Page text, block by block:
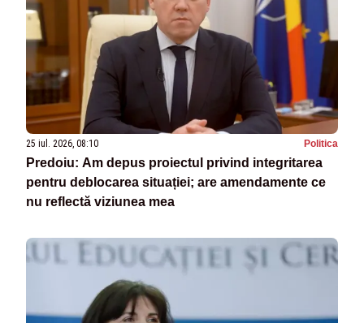
25 iul. 2026, 08:10 Politica
Predoiu: Am depus proiectul privind integritarea
pentru deblocarea situației; are amendamente ce
nu reflectă viziunea mea